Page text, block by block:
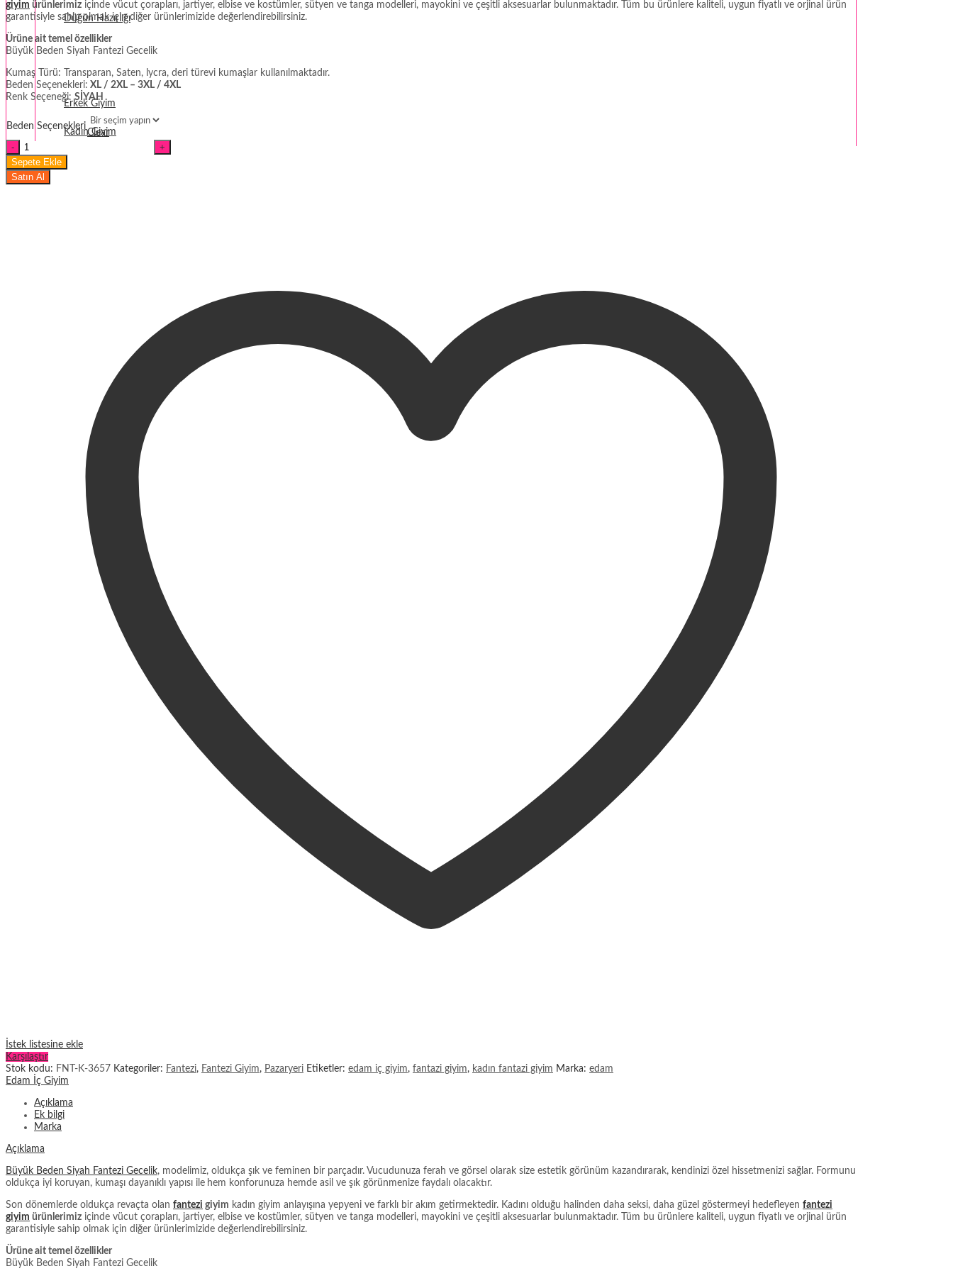
Düğün Hazırlığı
Fantezi
Termal Giyim
Erkek Giyim
Kadın Giyim
giyim ürünlerimiz içinde vücut çorapları, jartiyer, elbise ve kostümler, sütyen ve tanga modelleri, mayokini ve çeşitli aksesuarlar bulunmaktadır. Tüm bu ürünlere kaliteli, uygun fiyatlı ve orjinal ürün
garantisiyle sahip olmak için diğer ürünlerimizide değerlendirebilirsiniz.
Ürüne ait temel özellikler
Büyük Beden Siyah Fantezi Gecelik
Kumaş Türü: Transparan, Saten, lycra, deri türevi kumaşlar kullanılmaktadır.
Beden Seçenekleri: XL / 2XL – 3XL / 4XL
Renk Seçeneği:SİYAH
Beden Seçenekleri
Clear
Büyük
Beden
Siyah
Fantezi
Sepete Ekle
Satın Al
İstek listesine ekle
Karşılaştır
Stok kodu: FNT-K-3657 Kategoriler: Fantezi, Fantezi Giyim, Pazaryeri Etiketler: edam iç giyim, fantazi giyim, kadın fantazi giyim Marka: edam
Edam İç Giyim
Açıklama
Ek bilgi
Marka
Açıklama
Büyük Beden Siyah Fantezi Gecelik, modelimiz, oldukça şık ve feminen bir parçadır. Vucudunuza ferah ve görsel olarak size estetik görünüm kazandırarak, kendinizi özel hissetmenizi sağlar. Formunu
oldukça iyi koruyan, kumaşı dayanıklı yapısı ile hem konforunuza hemde asil ve şık görünmenize faydalı olacaktır.
Son dönemlerde oldukça revaçta olan fantezi giyim kadın giyim anlayışına yepyeni ve farklı bir akım getirmektedir. Kadını olduğu halinden daha seksi, daha güzel göstermeyi hedefleyen fantezi
giyim ürünlerimiz içinde vücut çorapları, jartiyer, elbise ve kostümler, sütyen ve tanga modelleri, mayokini ve çeşitli aksesuarlar bulunmaktadır. Tüm bu ürünlere kaliteli, uygun fiyatlı ve orjinal ürün
garantisiyle sahip olmak için diğer ürünlerimizide değerlendirebilirsiniz.
Ürüne ait temel özellikler
Büyük Beden Siyah Fantezi Gecelik